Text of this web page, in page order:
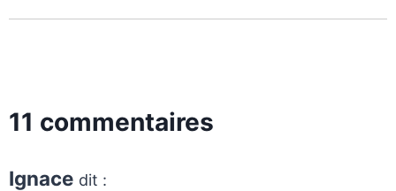
11 commentaires
Ignace dit :